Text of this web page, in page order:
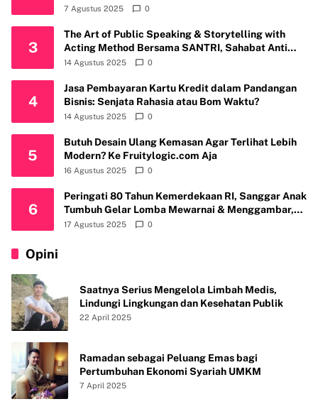
7 Agustus 2025 0
3
The Art of Public Speaking & Storytelling with
Acting Method Bersama SANTRI, Sahabat Anti
Riba Kembali Gelar Workshop di Kota Depok
14 Agustus 2025 0
4
Jasa Pembayaran Kartu Kredit dalam Pandangan
Bisnis: Senjata Rahasia atau Bom Waktu?
14 Agustus 2025 0
5
Butuh Desain Ulang Kemasan Agar Terlihat Lebih
Modern? Ke Fruitylogic.com Aja
16 Agustus 2025 0
6
Peringati 80 Tahun Kemerdekaan RI, Sanggar Anak
Tumbuh Gelar Lomba Mewarnai & Menggambar,
Ajak Anak Cintai Batik Nusantara
17 Agustus 2025 0
Opini
Saatnya Serius Mengelola Limbah Medis,
Lindungi Lingkungan dan Kesehatan Publik
22 April 2025
Ramadan sebagai Peluang Emas bagi
Pertumbuhan Ekonomi Syariah UMKM
7 April 2025